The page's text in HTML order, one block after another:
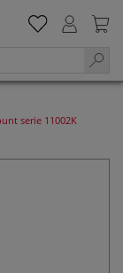
serie 11002K